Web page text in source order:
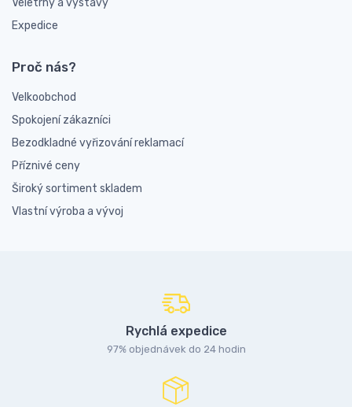
Expedice
Proč nás?
Velkoobchod
Spokojení zákazníci
Bezodkladné vyřizování reklamací
Příznivé ceny
Široký sortiment skladem
Vlastní výroba a vývoj
Rychlá expedice
97% objednávek do 24 hodin